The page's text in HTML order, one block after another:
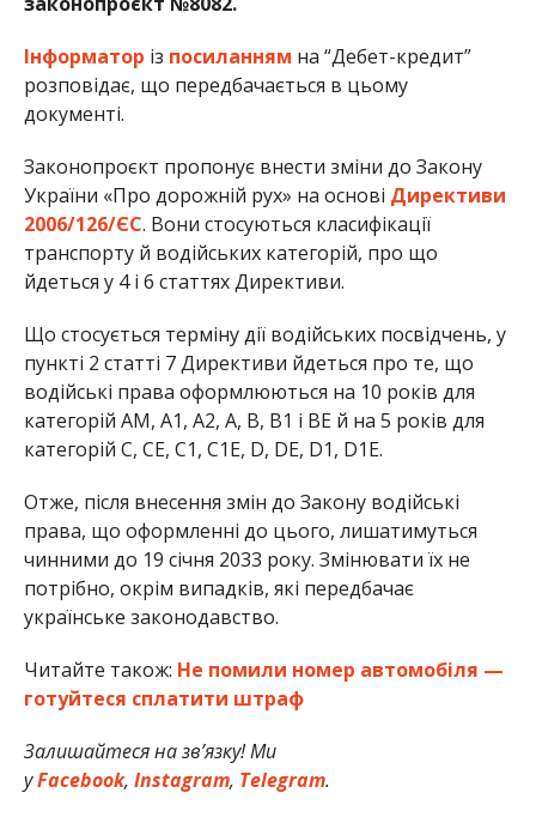
Інформатор із посиланням на “Дебет-кредит”
розповідає, що передбачається в цьому
документі.
Законопроєкт пропонує внести зміни до Закону
України «Про дорожній рух» на основі Директиви
2006/126/ЄС. Вони стосуються класифікації
транспорту й водійських категорій, про що
йдеться у 4 і 6 статтях Директиви.
Що стосується терміну дії водійських посвідчень, у
пункті 2 статті 7 Директиви йдеться про те, що
водійські права оформлюються на 10 років для
категорій АМ, А1, А2, А, В, В1 і ВЕ й на 5 років для
категорій С, СЕ, С1, С1Е, D, DE, D1, D1E.
Отже, після внесення змін до Закону водійські
права, що оформленні до цього, лишатимуться
чинними до 19 січня 2033 року. Змінювати їх не
потрібно, окрім випадків, які передбачає
українське законодавство.
Читайте також: Не помили номер автомобіля —
готуйтеся сплатити штраф
Залишайтеся на зв’язку! Ми
уFacebook, Instagram, Telegram.